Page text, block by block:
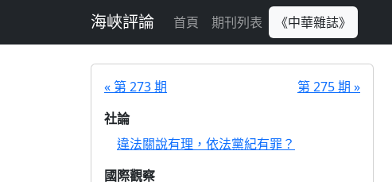
海峽評論 首頁 期刊列表 《中華雜誌》
« 第 273 期
第 275 期 »
社論
違法關說有理，依法黨紀有罪？
國際觀察